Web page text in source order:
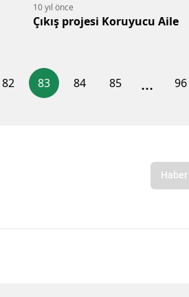
10 yıl önce
Çıkış projesi Koruyucu Aile
82 83 84 85 ... 96